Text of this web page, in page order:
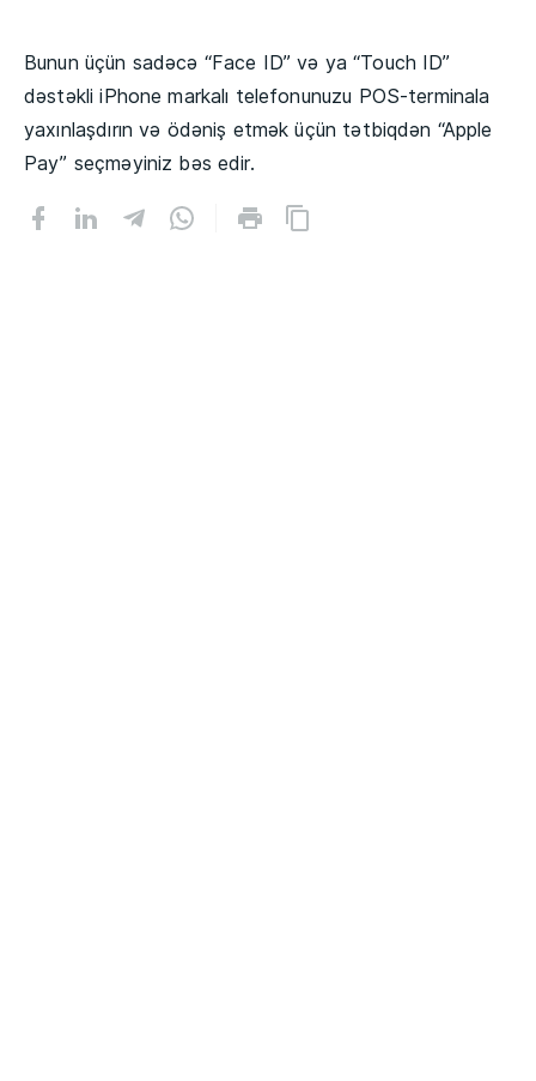
Bunun üçün sadəcə “Face ID” və ya “Touch ID”
dəstəkli iPhone markalı telefonunuzu POS-terminala
yaxınlaşdırın və ödəniş etmək üçün tətbiqdən “Apple
Pay” seçməyiniz bəs edir.